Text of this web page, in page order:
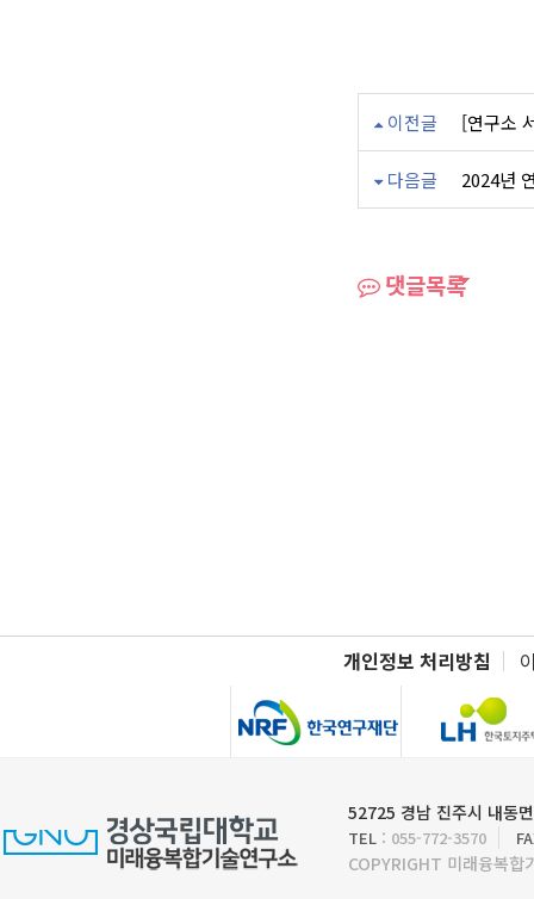
이전글 [연구소
다음글 2024년
댓글목록
개인정보 처리방침
52725 경남 진주시 내동
TEL : 055-772-3570
COPYRIGHT 미래융복